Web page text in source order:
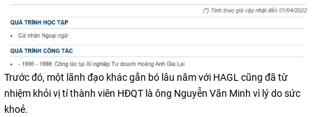
Trước đó, một lãnh đạo khác gắn bó lâu năm với HAGL cũng đã từ
nhiệm khỏi vị tí thành viên HĐQT là ông Nguyễn Văn Minh vì lý do sức
khoẻ.